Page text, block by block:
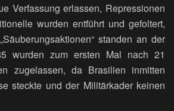
Verfassung erlassen, Repressionen
wurden entführt und gefoltert,
standen an der
wurden zum ersten Mal nach 21
zugelassen, da Brasilien inmitten
steckte und der Militärkader keinen